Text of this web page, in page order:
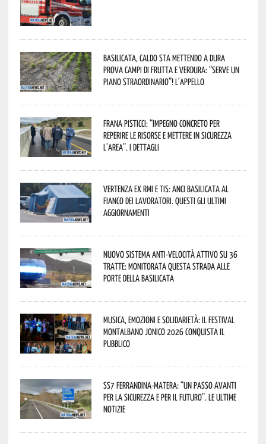
Basilicata, caldo sta mettendo a dura
prova campi di frutta e verdura: “Serve un
piano straordinario”! L’appello
Frana Pisticci: “Impegno concreto per
reperire le risorse e mettere in sicurezza
l’area”. I dettagli
Vertenza ex RMI e TIS: ANCI Basilicata al
fianco dei lavoratori. Questi gli ultimi
aggiornamenti
Nuovo sistema anti-velocità attivo su 36
tratte: monitorata questa strada alle
porte della Basilicata
Musica, emozioni e solidarietà: il Festival
Montalbano Jonico 2026 conquista il
pubblico
SS7 Ferrandina-Matera: “Un passo avanti
per la sicurezza e per il futuro”. Le ultime
notizie